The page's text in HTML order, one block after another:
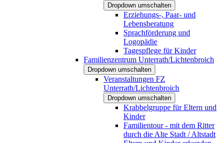
Dropdown umschalten
Erziehungs-, Paar- und
Lebensberatung
Sprachförderung und
Logopädie
Tagespflege für Kinder
Familienzentrum Unterrath/Lichtenbroich
Dropdown umschalten
Veranstaltungen FZ
Unterrath/Lichtenbroich
Dropdown umschalten
Krabbelgruppe für Eltern und
Kinder
Familientour - mit dem Ritter
durch die Alte Stadt / Altstadt